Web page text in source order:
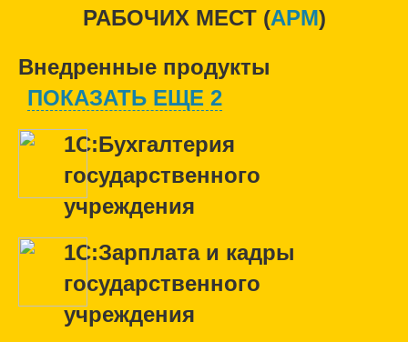
РАБОЧИХ МЕСТ (APM)
Внедренные продукты
ПОКАЗАТЬ ЕЩЕ 2
1С:Бухгалтерия
государственного
учреждения
1С:Зарплата и кадры
государственного
учреждения